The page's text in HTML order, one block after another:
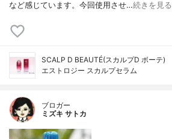
など感じています。今回使用させ…続きを見る
SCALP D BEAUTÉ(スカルプD ボーテ)
エストロジー スカルプセラム
ブロガー
ミズキ サトカ